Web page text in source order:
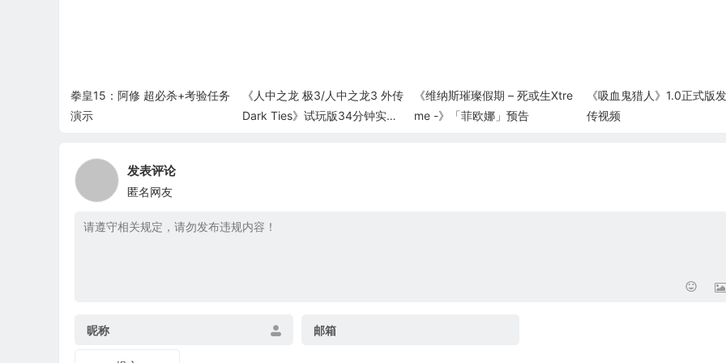
拳皇15：阿修 超必杀+考验任务
演示
《人中之龙 极3/人中之龙3 外传
Dark Ties》试玩版34分钟实机
《维纳斯璀璨假期 – 死或生Xtre
me -》「菲欧娜」预告
《吸血鬼猎人》1.0正式版
传视频
发表评论
匿名网友
昵称 邮箱